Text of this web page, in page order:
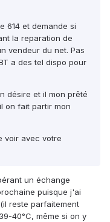
614 et demande si
la reparation de
vendeur du net. Pas
a des tel dispo pour
désire et il mon prêté
on fait partir mon
voir avec votre
un échange
puisque j'ai
reste parfaitement
40°C, même si on y